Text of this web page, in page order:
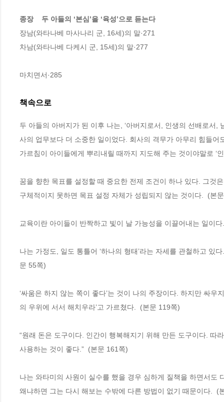
종장    두 아들의 ‘본심’을 ‘육성’으로 듣는다
장남(와타나베 마사나리 군, 16세)의 말·271
차남(와타나베 다케시 군, 15세)의 말·277
마치면서·285
책속으로
두 아들의 아버지가 된 이후 나는, ‘아버지로서, 인생의 선배로서
사의 업무보다 더 소중한 일이었다. 회사의 격무가 아무리 힘들
가르침이 아이들에게 뿌리내릴 때까지 지도해 주는 것이야말로 ‘
꿈을 향한 목표를 설정할 때 중요한 전제 조건이 하나 있다. 그것
구체적이지 못하면 목표 설정 자체가 성립되지 않는 것이다.  (본
교육이란 아이들이 반짝하고 빛이 날 가능성을 이끌어내는 일이
나는 가정도, 일도 통틀어 ‘하나의 형태’라는 자세를 관철하고
문 55쪽)
‘싸움은 하지 않는 쪽이 좋다’는 것이 나의 주장이다. 하지만 싸
의 우위에 서서 해치우라’고 가르쳤다.  (본문 119쪽)
“원래 돈은 도구이다. 인간이 행복해지기 위해 만든 도구이다. 따
사용하는 것이 좋다.”  (본문 161쪽)
나는 와타미의 사원이 실수를 했을 경우 심하게 질책을 하면서도
왜냐하면 그는 다시 해보는 수밖에 다른 방법이 없기 때문이다.  (